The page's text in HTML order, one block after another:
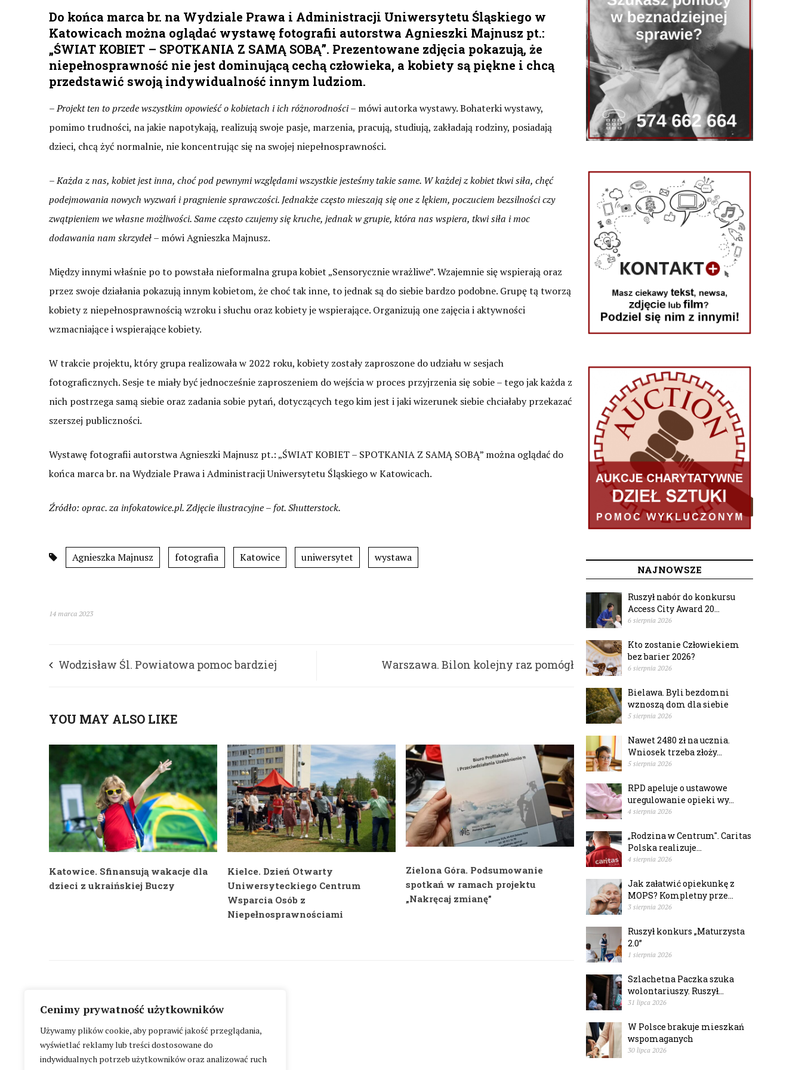
Cenimy prywatność użytkowników
Używamy plików cookie, aby poprawić jakość przeglądania,
wyświetlać reklamy lub treści dostosowane do
indywidualnych potrzeb użytkowników oraz analizować ruch
Do końca marca br. na Wydziale Prawa i Administracji Uniwersytetu Śląskiego w
Katowicach można oglądać wystawę fotografii autorstwa Agnieszki Majnusz pt.:
„ŚWIAT KOBIET – SPOTKANIA Z SAMĄ SOBĄ”. Prezentowane zdjęcia pokazują, że
niepełnosprawność nie jest dominującą cechą człowieka, a kobiety są piękne i chcą
przedstawić swoją indywidualność innym ludziom.
–Projekt ten to przede wszystkim opowieść o kobietach i ich różnorodności– mówi autorka wystawy. Bohaterki wystawy,
pomimo trudności, na jakie napotykają, realizują swoje pasje, marzenia, pracują, studiują, zakładają rodziny, posiadają
dzieci, chcą żyć normalnie, nie koncentrując się na swojej niepełnosprawności.
–Każda z nas, kobiet jest inna, choć pod pewnymi względami wszystkie jesteśmy takie same. W każdej z kobiet tkwi siła, chęć
podejmowania nowych wyzwań i pragnienie sprawczości. Jednakże często mieszają się one z lękiem, poczuciem bezsilności czy
zwątpieniem we własne możliwości. Same często czujemy się kruche, jednak w grupie, która nas wspiera, tkwi siła i moc
dodawania nam skrzydeł– mówi Agnieszka Majnusz.
Między innymi właśnie po to powstała nieformalna grupa kobiet „Sensorycznie wrażliwe”. Wzajemnie się wspierają oraz
przez swoje działania pokazują innym kobietom, że choć tak inne, to jednak są do siebie bardzo podobne. Grupę tą tworzą
kobiety z niepełnosprawnością wzroku i słuchu oraz kobiety je wspierające. Organizują one zajęcia i aktywności
wzmacniające i wspierające kobiety.
W trakcie projektu, który grupa realizowała w 2022 roku, kobiety zostały zaproszone do udziału w sesjach
fotograficznych. Sesje te miały być jednocześnie zaproszeniem do wejścia w proces przyjrzenia się sobie – tego jak każda z
nich postrzega samą siebie oraz zadania sobie pytań, dotyczących tego kim jest i jaki wizerunek siebie chciałaby przekazać
szerszej publiczności.
Wystawę fotografii autorstwa Agnieszki Majnusz pt.: „ŚWIAT KOBIET – SPOTKANIA Z SAMĄ SOBĄ” można oglądać do
końca marca br. na Wydziale Prawa i Administracji Uniwersytetu Śląskiego w Katowicach.
Źródło: oprac. za infokatowice.pl. Zdjęcie ilustracyjne – fot. Shutterstock.
Agnieszka Majnusz fotografia Katowice uniwersytet wystawa
14 marca 2023
Wodzisław Śl. Powiatowa pomoc bardziej Warszawa. Bilon kolejny raz pomógł
YOU MAY ALSO LIKE
Katowice. Sfinansują wakacje dla
dzieci z ukraińskiej Buczy
Kielce. Dzień Otwarty
Uniwersyteckiego Centrum
Wsparcia Osób z
Niepełnosprawnościami
Zielona Góra. Podsumowanie
spotkań w ramach projektu
„Nakręcaj zmianę”
NAJNOWSZE
Ruszył nabór do konkursu
Access City Award 20...
6 sierpnia 2026
Kto zostanie Człowiekiem
bez barier 2026?
6 sierpnia 2026
Bielawa. Byli bezdomni
wznoszą dom dla siebie
5 sierpnia 2026
Nawet 2480 zł na ucznia.
Wniosek trzeba złoży...
5 sierpnia 2026
RPD apeluje o ustawowe
uregulowanie opieki wy...
4 sierpnia 2026
„Rodzina w Centrum". Caritas
Polska realizuje...
4 sierpnia 2026
Jak załatwić opiekunkę z
MOPS? Kompletny prze...
3 sierpnia 2026
Ruszył konkurs „Maturzysta
2.0”
1 sierpnia 2026
Szlachetna Paczka szuka
wolontariuszy. Ruszył...
31 lipca 2026
W Polsce brakuje mieszkań
wspomaganych
30 lipca 2026